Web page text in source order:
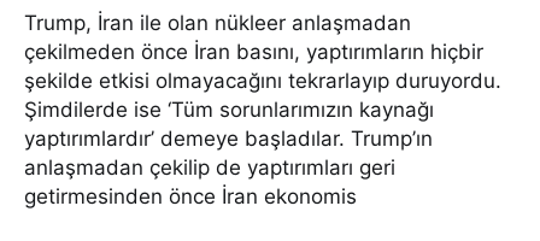
Trump, İran ile olan nükleer anlaşmadan
çekilmeden önce İran basını, yaptırımların hiçbir
şekilde etkisi olmayacağını tekrarlayıp duruyordu.
Şimdilerde ise ‘Tüm sorunlarımızın kaynağı
yaptırımlardır’ demeye başladılar. Trump’ın
anlaşmadan çekilip de yaptırımları geri
getirmesinden önce İran ekonomis